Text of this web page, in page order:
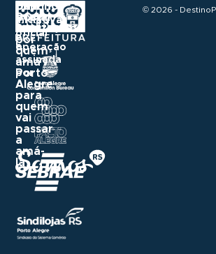
Destino
POA
Um
portal
construído
por
quem
ama
Porto
Alegre
para
quem
vai
passar
a
amá-
la
Uma
iniciativa
oficial
e
assinada
por
Realização
e
operação
© 2026 -